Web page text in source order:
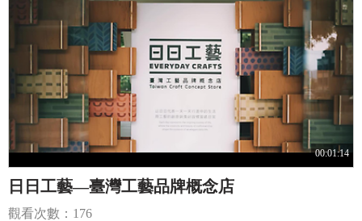
00:01:14
日日工藝—臺灣工藝品牌概念店
觀看次數：176